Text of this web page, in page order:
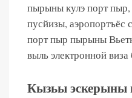
пырыны кулэ порт пыр,
пусйизы, аэропортъёс
порт пыр пырыны
выль электронной
Кызьы эскерыны